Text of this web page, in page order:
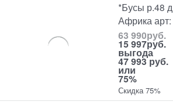
*Бусы р.48
Африка арт:
63 990руб.
15 997руб.
выгода
47 993 руб.
или
75%
Скидка 75%